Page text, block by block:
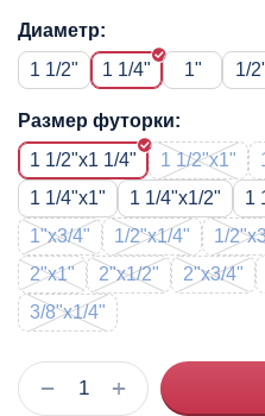
Диаметр:
1 1/2"
1 1/4" 1" 1/
Размер футорки:
1 1/2"x1 1/4"
1 1/2"x1"
1 1/4"x1"
1 1/4"x1/2" 1
1"x3/4"
1/2"x1/4" 1/
2"x1"
2"x1/2" 2"x3/4"
3/8"x1/4"
+
−